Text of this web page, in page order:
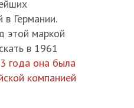
в Германии.
этой маркой
в 1961
года она была
компанией